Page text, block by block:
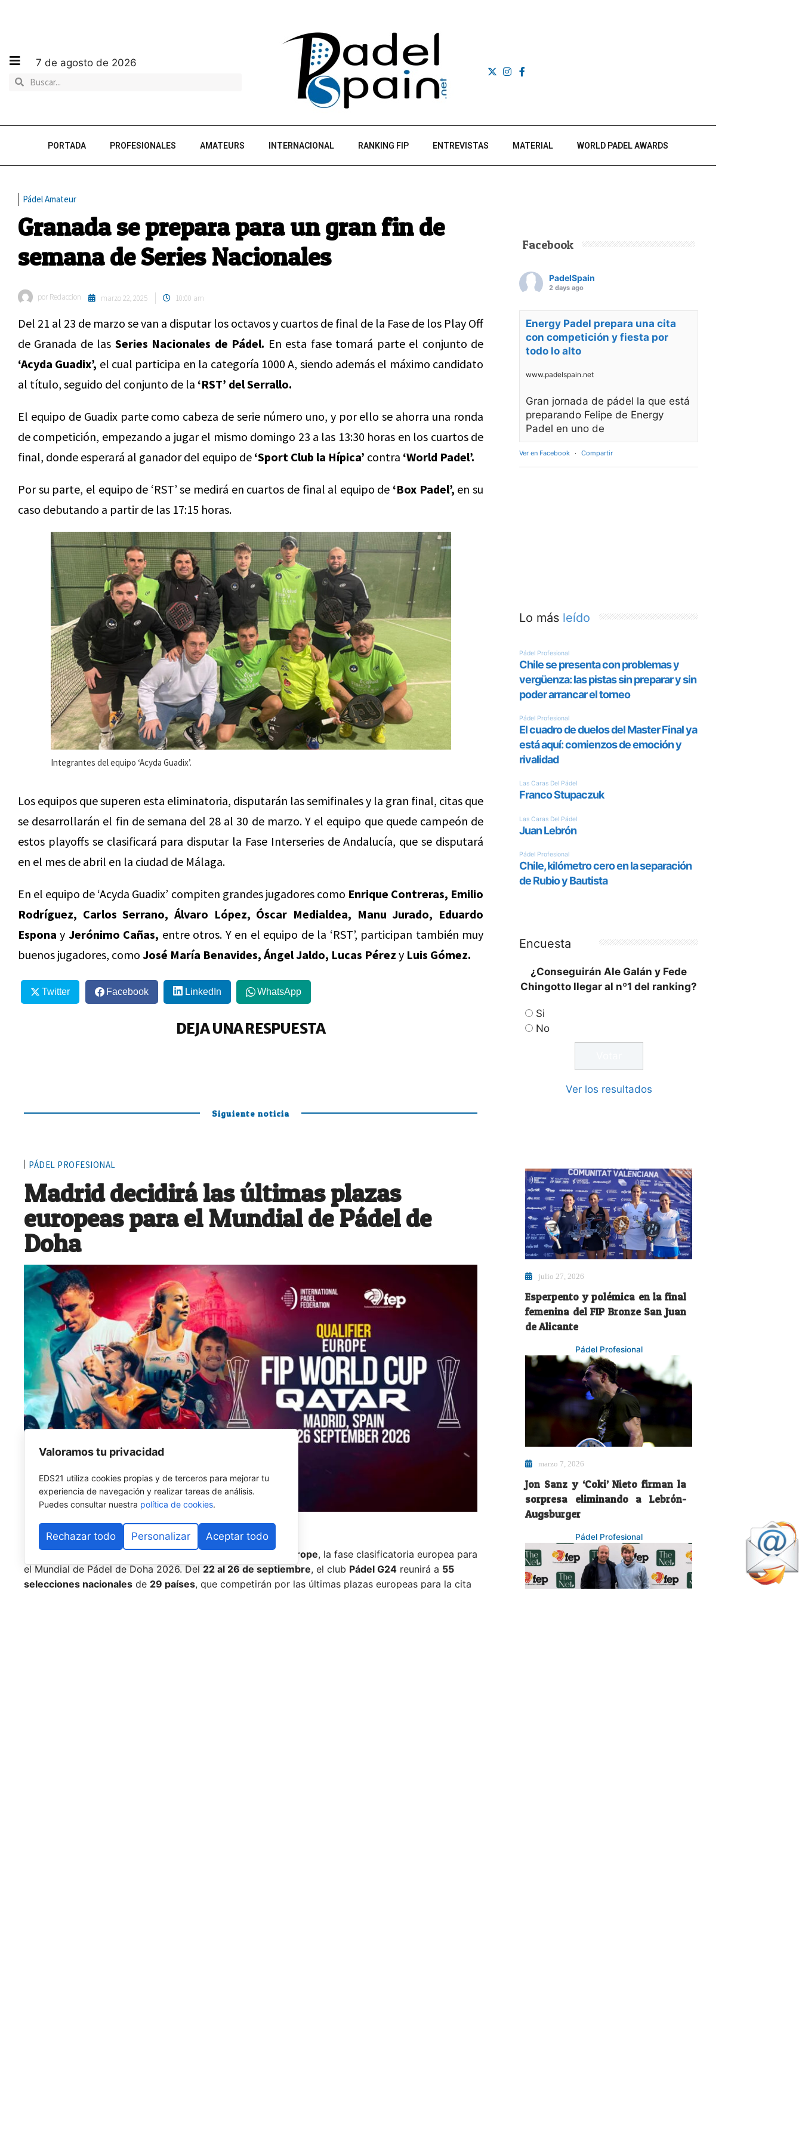
7 de agosto de 2026
PORTADA PROFESIONALES AMATEURS INTERNACIONAL RANKING FIP ENTREVISTAS MATERIAL WORLD PADEL AWARDS
Pádel Amateur
Granada se prepara para un gran fin de
semana de Series Nacionales
por Redaccion marzo 22, 2025 10:00 am
Del 21 al 23 de marzo se van a disputar los octavos y cuartos de final de la Fase de los Play Off
de Granada de las Series Nacionales de Pádel. En esta fase tomará parte el conjunto de
‘Acyda Guadix’, el cual participa en la categoría 1000 A, siendo además el máximo candidato
al título, seguido del conjunto de la ‘RST’ del Serrallo.
El equipo de Guadix parte como cabeza de serie número uno, y por ello se ahorra una ronda
de competición, empezando a jugar el mismo domingo 23 a las 13:30 horas en los cuartos de
final, donde esperará al ganador del equipo de ‘Sport Club la Hípica’ contra ‘World Padel’.
Por su parte, el equipo de ‘RST’ se medirá en cuartos de final al equipo de ‘Box Padel’, en su
caso debutando a partir de las 17:15 horas.
Integrantes del equipo ‘Acyda Guadix’.
Los equipos que superen esta eliminatoria, disputarán las semifinales y la gran final, citas que
se desarrollarán el fin de semana del 28 al 30 de marzo. Y el equipo que quede campeón de
estos playoffs se clasificará para disputar la Fase Interseries de Andalucía, que se disputará
en el mes de abril en la ciudad de Málaga.
En el equipo de ‘Acyda Guadix’ compiten grandes jugadores como Enrique Contreras, Emilio
Rodríguez, Carlos Serrano, Álvaro López, Óscar Medialdea, Manu Jurado, Eduardo
Espona y Jerónimo Cañas, entre otros. Y en el equipo de la ‘RST’, participan también muy
buenos jugadores, como José María Benavides, Ángel Jaldo, Lucas Pérez y Luis Gómez.
Twitter Facebook LinkedIn WhatsApp
DEJA UNA RESPUESTA
Siguiente noticia
PÁDEL PROFESIONAL
Madrid decidirá las últimas plazas
europeas para el Mundial de Pádel de
Doha
Madrid será el escenario de losFIP World Cup Qualifiers Europe, la fase clasificatoria europea para
el Mundial de Pádel de Doha 2026. Del22 al 26 de septiembre, el club Pádel G24 reunirá a 55
selecciones nacionales de 29 países, que competirán por las últimas plazas europeas para la cita
Facebook
PadelSpain
2 days ago
Energy Padel prepara una cita
con competición y fiesta por
todo lo alto
www.padelspain.net
Gran jornada de pádel la que está
preparando Felipe de Energy
Padel en uno de
Ver en Facebook · Compartir
Lo más leído
Encuesta
¿Conseguirán Ale Galán y Fede
Chingotto llegar al nº1 del ranking?
Si
No
Ver los resultados
julio 27, 2026
Esperpento y polémica en la final
femenina del FIP Bronze San Juan
de Alicante
Pádel Profesional
marzo 7, 2026
Jon Sanz y ‘Coki’ Nieto firman la
sorpresa eliminando a Lebrón-
Augsburger
Pádel Profesional
Valoramos tu privacidad
EDS21 utiliza cookies propias y de terceros para mejorar tu
experiencia de navegación y realizar tareas de análisis.
Puedes consultar nuestra política de cookies.
Rechazar todo Personalizar Aceptar todo